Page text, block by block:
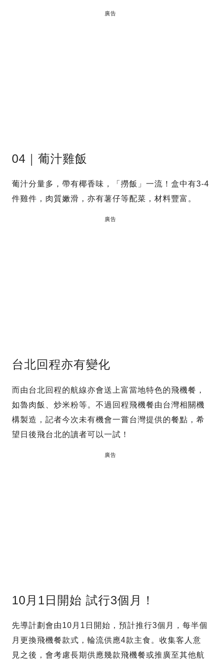
廣告
04｜葡汁雞飯
葡汁分量多，帶有椰香味，「撈飯」一流！盒中有3-4
件雞件，肉質嫩滑，亦有薯仔等配菜，材料豐富。
廣告
台北回程亦有變化
而由台北回程的航線亦會送上富當地特色的飛機餐，
如魯肉飯、炒米粉等。不過回程飛機餐由台灣相關機
構製造，記者今次未有機會一嘗台灣提供的餐點，希
望日後飛台北的讀者可以一試！
廣告
10月1日開始 試行3個月！
先導計劃會由10月1日開始，預計推行3個月，每半個
月更換飛機餐款式，輪流供應4款主食。收集客人意
見之後，會考慮長期供應幾款飛機餐或推廣至其他航